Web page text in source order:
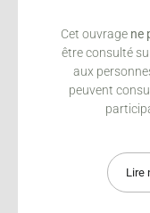
Cet ouvrage ne
être consulté
aux
peuvent
Lire